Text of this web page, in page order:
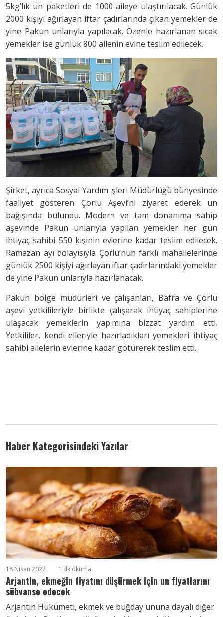
5kg’lık un paketleri de 1000 aileye ulaştırılacak. Günlük
2000 kişiyi ağırlayan iftar çadırlarında çıkan yemekler de
yine Pakun unlarıyla yapılacak. Özenle hazırlanan sıcak
yemekler ise günlük 800 ailenin evine teslim edilecek.
Şirket, ayrıca Sosyal Yardım İşleri Müdürlüğü bünyesinde
faaliyet gösteren Çorlu Aşevi’ni ziyaret ederek un
bağışında bulundu. Modern ve tam donanıma sahip
aşevinde Pakun unlarıyla yapılan yemekler her gün
ihtiyaç sahibi 550 kişinin evlerine kadar teslim edilecek.
Ramazan ayı dolayısıyla Çorlu’nun farklı mahallelerinde
günlük 2500 kişiyi ağırlayan iftar çadırlarındaki yemekler
de yine Pakun unlarıyla hazırlanacak.
Pakun bölge müdürleri ve çalışanları, Bafra ve Çorlu
aşevi yetkilileriyle birlikte çalışarak ihtiyaç sahiplerine
ulaşacak yemeklerin yapımına bizzat yardım etti.
Yetkililer, kendi elleriyle hazırladıkları yemekleri ihtiyaç
sahibi ailelerin evlerine kadar götürerek teslim etti.
Haber Kategorisindeki Yazılar
18 Nisan 2022 1 dk okuma
Arjantin, ekmeğin fiyatını düşürmek için un fiyatlarını
sübvanse edecek
Arjantin Hükümeti, ekmek ve buğday ununa dayalı diğer